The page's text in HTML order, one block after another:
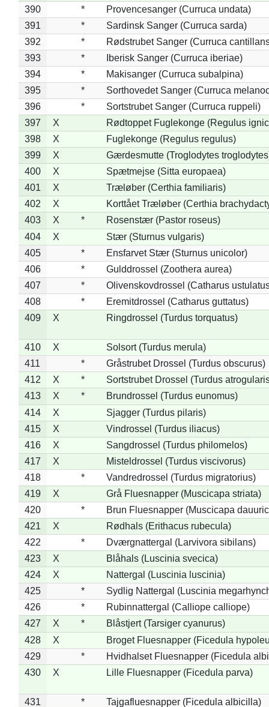
390
*
Provencesanger (Curruca undata)
391
*
Sardinsk Sanger (Curruca sarda)
392
*
Rødstrubet Sanger (Curruca
393
*
Iberisk Sanger (Curruca iberiae)
394
*
Makisanger (Curruca subalpina)
395
*
Sorthovedet Sanger (Curruca
396
*
Sortstrubet Sanger (Curruca ruppeli)
397
X
Rødtoppet Fuglekonge (Regulus
398
X
Fuglekonge (Regulus regulus)
399
X
Gærdesmutte (Troglodytes
400
X
Spætmejse (Sitta europaea)
401
X
Træløber (Certhia familiaris)
402
X
Korttået Træløber (Certhia
403
X *
Rosenstær (Pastor roseus)
404
X
Stær (Sturnus vulgaris)
405
*
Ensfarvet Stær (Sturnus unicolor)
406
*
Gulddrossel (Zoothera aurea)
407
*
Olivenskovdrossel (Catharus
408
*
Eremitdrossel (Catharus guttatus)
409
X Ringdrossel (Turdus torquatus)
410 X
Solsort (Turdus merula)
411
*
Gråstrubet Drossel (Turdus obscurus)
412
X *
Sortstrubet Drossel (Turdus
413
X *
Brundrossel (Turdus eunomus)
414
X
Sjagger (Turdus pilaris)
415
X
Vindrossel (Turdus iliacus)
416
X
Sangdrossel (Turdus philomelos)
417
X
Misteldrossel (Turdus viscivorus)
418
*
Vandredrossel (Turdus migratorius)
419
X
Grå Fluesnapper (Muscicapa striata)
420
*
Brun Fluesnapper (Muscicapa
421
X
Rødhals (Erithacus rubecula)
422
*
Dværgnattergal (Larvivora sibilans)
423
X
Blåhals (Luscinia svecica)
424
X
Nattergal (Luscinia luscinia)
425
*
Sydlig Nattergal (Luscinia
426
*
Rubinnattergal (Calliope calliope)
427
X *
Blåstjert (Tarsiger cyanurus)
428
X
Broget Fluesnapper (Ficedula
429
*
Hvidhalset Fluesnapper (Ficedula
430
X Lille Fluesnapper (Ficedula parva)
431 *
Tajgafluesnapper (Ficedula albicilla)